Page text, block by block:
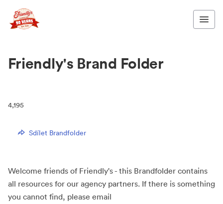
Friendly's Brand Folder
4,195
Sdílet Brandfolder
Welcome friends of Friendly's - this Brandfolder contains
all resources for our agency partners. If there is something
you cannot find, please email